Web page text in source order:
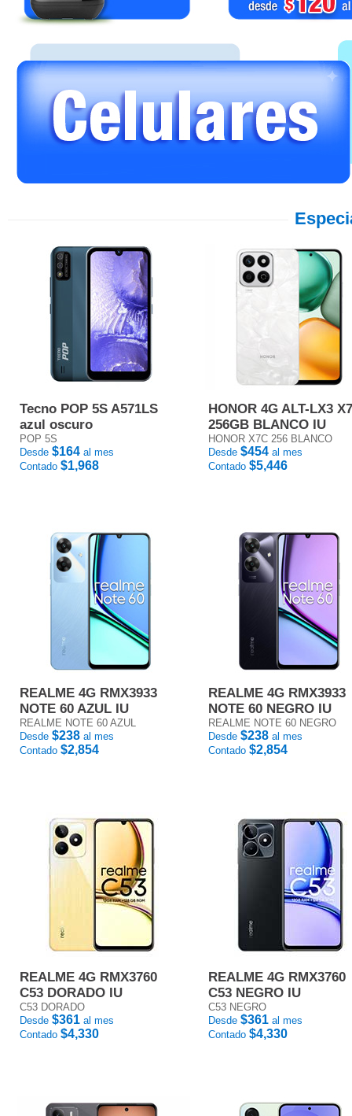
Tecno POP 5S A571LS
azul oscuro
POP 5S
Desde $164 al mes
Contado $1,968
HONOR 4G ALT-LX3
256GB BLANCO IU
HONOR X7C 256 BLANCO
Desde $454 al mes
Contado $5,446
REALME 4G RMX3933
NOTE 60 AZUL IU
REALME NOTE 60 AZUL
Desde $238 al mes
Contado $2,854
REALME 4G RMX3933
NOTE 60 NEGRO IU
REALME NOTE 60 NEGRO
Desde $238 al mes
Contado $2,854
REALME 4G RMX3760
C53 DORADO IU
C53 DORADO
Desde $361 al mes
Contado $4,330
REALME 4G RMX3760
C53 NEGRO IU
C53 NEGRO
Desde $361 al mes
Contado $4,330